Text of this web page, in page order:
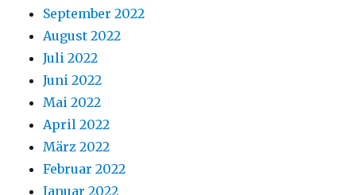
September 2022
August 2022
Juli 2022
Juni 2022
Mai 2022
April 2022
März 2022
Februar 2022
Januar 2022